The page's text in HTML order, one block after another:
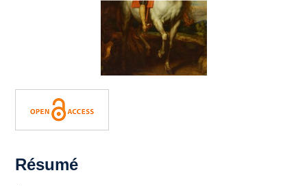
Résumé